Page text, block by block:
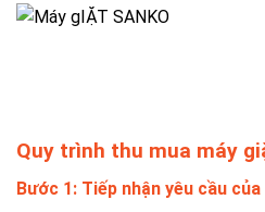
Quy trình thu mua máy
Bước 1: Tiếp nhận yêu cầu